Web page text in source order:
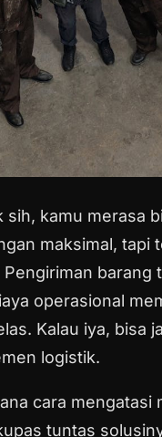
sih, kamu merasa
maksimal, tapi
Pengiriman barang
operasional
Kalau iya, bisa
logistik.
cara mengatasi
tuntas